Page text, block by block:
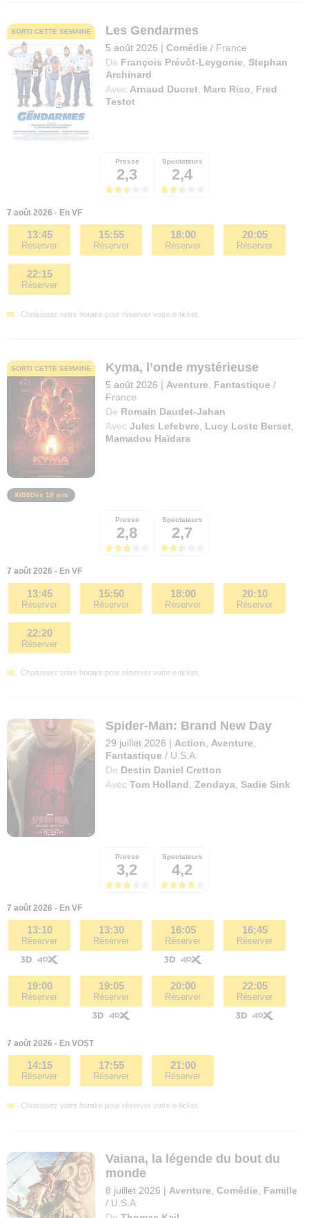
SORTI CETTE SEMAINE Les Gendarmes
5 août 2026 | Comédie / France
De François Prévôt-Leygonie ,Stephan
Archinard
Avec Arnaud Ducret Marc Riso
Fred
Testot
Presse
2,3
Spectateurs
2,4
7 août 2026 - En VF
13:45
Réserver
15:55
Réserver
18:00
Réserver
20:05
Réserver
22:15
Réserver
Choisissez votre horaire pour réserver votre e-ticket.
SORTI CETTE SEMAINE Kyma, l’onde mystérieuse
5 août 2026 | Aventure Fantastique /
France
De Romain Daudet-Jahan
Avec Jules Lefebvre Lucy Loste Berset
Mamadou Haïdara
Dès 10 ans
Presse
2,8
Spectateurs
2,7
7 août 2026 - En VF
13:45
Réserver
15:50
Réserver
18:00
Réserver
20:10
Réserver
22:20
Réserver
Choisissez votre horaire pour réserver votre e-ticket.
Spider-Man: Brand New Day
29 juillet 2026 | Action Aventure
Fantastique / U.S.A.
De Destin Daniel Cretton
Avec Tom Holland ,Zendaya ,Sadie Sink
Presse
3,2
Spectateurs
4,2
7 août 2026 - En VF
13:10
Réserver
13:30
Réserver
16:05
Réserver
16:45
Réserver
19:00
Réserver
19:05
Réserver
20:00
Réserver
22:05
Réserver
7 août 2026 - En VOST
14:15
Réserver
17:55
Réserver
21:00
Réserver
Choisissez votre horaire pour réserver votre e-ticket.
Vaiana, la légende du bout du
monde
8 juillet 2026 | Aventure ,Comédie
Famille
/ U.S.A.